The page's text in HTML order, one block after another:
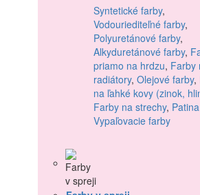
Syntetické farby,
Vodouriediteľné farby,
Polyuretánové farby,
Alkyduretánové farby,
priamo na hrdzu, Farby
radiátory, Olejové farby,
na ľahké kovy (zinok,
Farby na strechy,
Vypaľovacie farby